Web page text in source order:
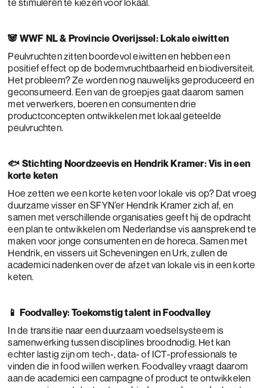
te stimuleren te kiezen voor lokaal.
🐼 WWF NL & Provincie Overijssel: Lokale eiwitten
Peulvruchten zitten boordevol eiwitten en hebben een
positief effect op de bodemvruchtbaarheid en biodiversiteit.
Het probleem? Ze worden nog nauwelijks geproduceerd en
geconsumeerd. Een van de groepjes gaat daarom samen
met verwerkers, boeren en consumenten drie
productconcepten ontwikkelen met lokaal geteelde
peulvruchten.
🐟 Stichting Noordzeevis en Hendrik Kramer: Vis in een
korte keten
Hoe zetten we een korte keten voor lokale vis op? Dat vroeg
duurzame visser en SFYN’er Hendrik Kramer zich af, en
samen met verschillende organisaties geeft hij de opdracht
een plan te ontwikkelen om Nederlandse vis aansprekend te
maken voor jonge consumenten en de horeca. Samen met
Hendrik, en vissers uit Scheveningen en Urk, zullen de
academici nadenken over de afzet van lokale vis in een korte
keten.
📱 Foodvalley: Toekomstig talent in Foodvalley
In de transitie naar een duurzaam voedselsysteem is
samenwerking tussen disciplines broodnodig. Het kan
echter lastig zijn om tech-, data- of ICT-professionals te
vinden die in food willen werken. Foodvalley vraagt daarom
aan de academici een campagne of product te ontwikkelen